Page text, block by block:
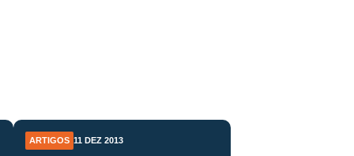
ARTIGOS 11 DEZ 2013